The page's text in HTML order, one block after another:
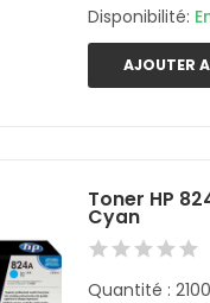
Disponibilité:
AJOUTER
Toner HP
Cyan
Quantité :